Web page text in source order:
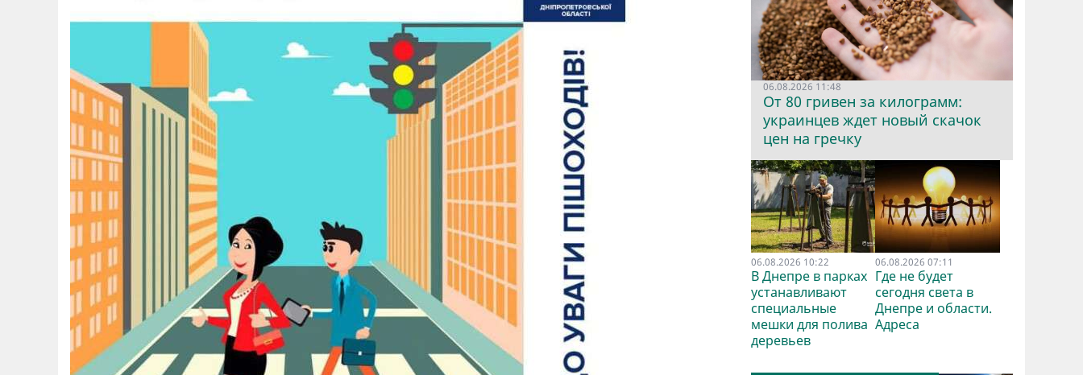
06.08.2026 11:48
От 80 гривен за килограмм:
украинцев ждет новый скачок
цен на гречку
06.08.2026 10:22
В Днепре в парках
устанавливают
специальные
мешки для полива
деревьев
06.08.2026 07:11
Где не будет
сегодня света в
Днепре и области.
Адреса